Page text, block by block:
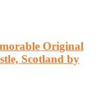
Original
Scotland by